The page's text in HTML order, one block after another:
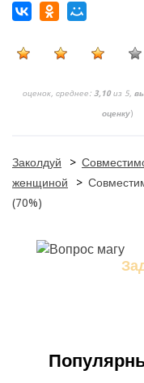
оценок, среднее: 3,10из 5,
оценку)
Заколдуй >
женщиной
>
(70%)